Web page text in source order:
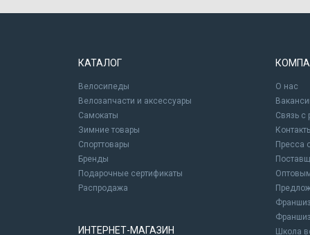
КАТАЛОГ
Велосипеды
Велозапчасти и аксессуары
Самокаты
Зимние товары
Спорттовары
Бренды
Подарочные сертификаты
Распродажа
ИНТЕРНЕТ-МАГАЗИН
О нас
Связь с
Пресса
Школа